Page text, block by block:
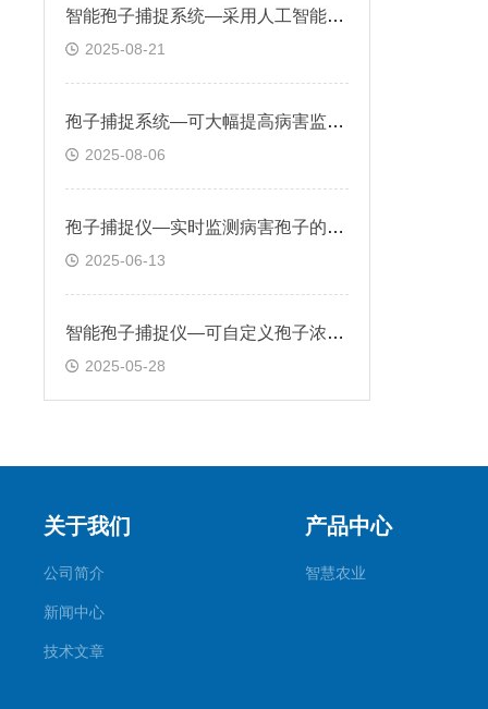
智能孢子捕捉系统—采用人工智能算法，能够自动识别和分类各种病原菌孢子
2025-08-21
孢子捕捉系统—可大幅提高病害监测效率，助力农业绿色可持续发展
2025-08-06
孢子捕捉仪—实时监测病害孢子的种类和数量，预测病害发生趋势
2025-06-13
智能孢子捕捉仪—可自定义孢子浓度阈值，系统自动推送预警信息
2025-05-28
关于我们
公司简介
新闻中心
技术文章
产品中心
智慧农业